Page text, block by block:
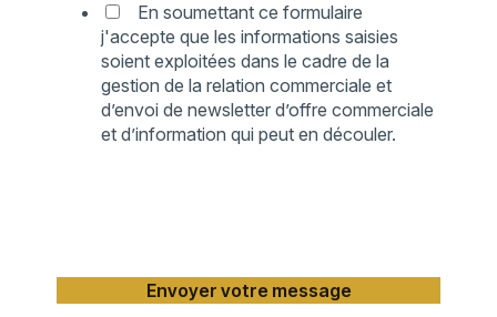
En soumettant ce formulaire
j'accepte que les informations saisies
soient exploitées dans le cadre de la
gestion de la relation commerciale et
d’envoi de newsletter d’offre commerciale
et d’information qui peut en découler.